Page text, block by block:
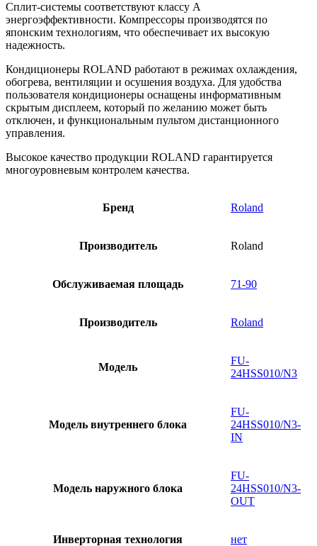
Сплит-системы соответствуют классу А
энергоэффективности. Компрессоры производятся по
японским технологиям, что обеспечивает их высокую
надежность.
Кондиционеры ROLAND работают в режимах охлаждения,
обогрева, вентиляции и осушения воздуха. Для удобства
пользователя кондиционеры оснащены информативным
скрытым дисплеем, который по желанию может быть
отключен, и функциональным пультом дистанционного
управления.
Высокое качество продукции ROLAND гарантируется
многоуровневым контролем качества.
Бренд Roland
Производитель Roland
Обслуживаемая площадь 71-90
Производитель Roland
Модель
FU-
24HSS010/N3
Модель внутреннего блока
FU-
24HSS010/N3-
IN
Модель наружного блока
FU-
24HSS010/N3-
OUT
Инверторная технология нет